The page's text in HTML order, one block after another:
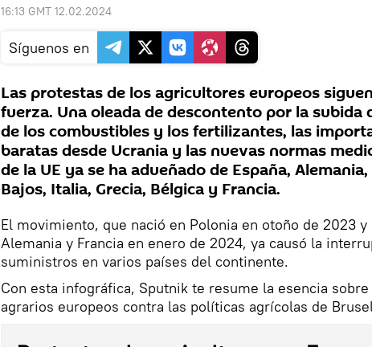
16:13 GMT 12.02.2024
Síguenos en
Las protestas de los agricultores europeos
fuerza. Una oleada de descontento por la subida
de los combustibles y los fertilizantes, las
baratas desde Ucrania y las nuevas normas
de la UE ya se ha adueñado de España,
Bajos, Italia, Grecia, Bélgica y Francia.
El movimiento, que nació en Polonia en otoño de 2023 y
Alemania y Francia en enero de 2024, ya causó la
suministros en varios países del continente.
Con esta infográfica, Sputnik te resume la esencia
agrarios europeos contra las políticas agrícolas de